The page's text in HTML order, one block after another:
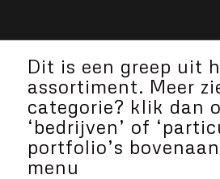
Dit is een greep uit
assortiment. Meer
categorie? klik dan
‘bedrijven’ of
portfolio’s
menu